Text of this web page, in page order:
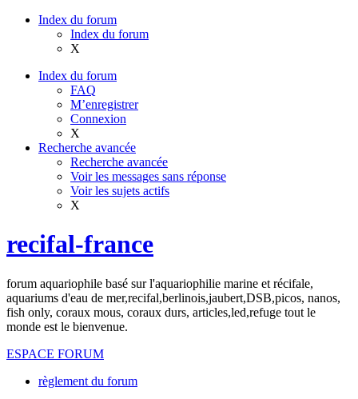
Index du forum
Index du forum
X
Index du forum
FAQ
M’enregistrer
Connexion
X
Recherche avancée
Recherche avancée
Voir les messages sans réponse
Voir les sujets actifs
X
recifal-france
forum aquariophile basé sur l'aquariophilie marine et récifale,
aquariums d'eau de mer,recifal,berlinois,jaubert,DSB,picos, nanos,
fish only, coraux mous, coraux durs, articles,led,refuge tout le
monde est le bienvenue.
ESPACE FORUM
règlement du forum